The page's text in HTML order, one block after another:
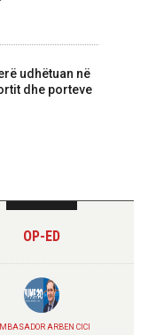
udhëtuan në
dhe porteve
OP-ED
ARBEN CICI